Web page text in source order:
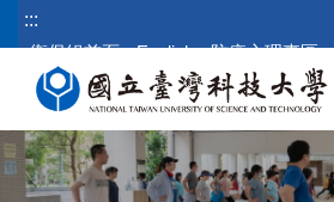
跳
到
內
容
區
:::
衛保組首頁
English 防疫心理專區